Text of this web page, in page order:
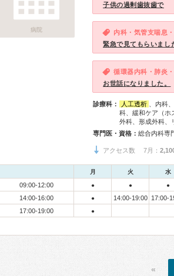
病院
子供の過剰歯抜歯で
内科・気管支喘息
緊急で見てもらいまし
お世話になりました。
診療科： 人工透析
、内科
科、緩和ケア（ホ
外科、形成外科、
専門医・資格：
アクセス数 7月：
月 火 水
09:00-12:00 ● ● ●
14:00-16:00 ● 14:00-19:00 17:00-
17:00-19:00 ●
«